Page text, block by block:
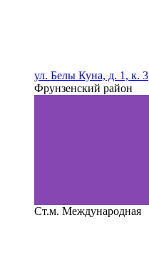
ул. Белы Куна, д. 1, к. 3
Фрунзенский район
Ст.м. Международная